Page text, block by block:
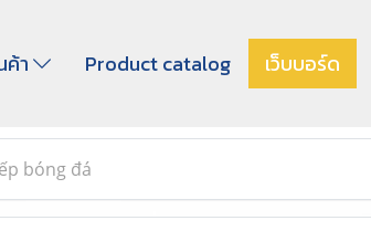
ค้า Product catalog เว็บบอร์ด
bóng đá